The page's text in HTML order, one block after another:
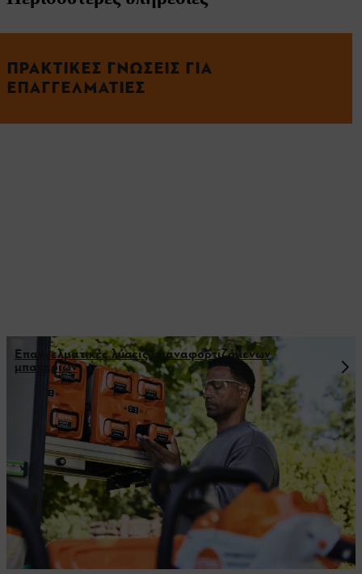
ΠΡΑΚΤΙΚΈΣ ΓΝΏΣΕΙΣ ΓΙΑ
ΕΠΑΓΓΕΛΜΑΤΊΕΣ
Επαγγελματικές λύσεις επαναφορτιζόμενων
μπαταριών